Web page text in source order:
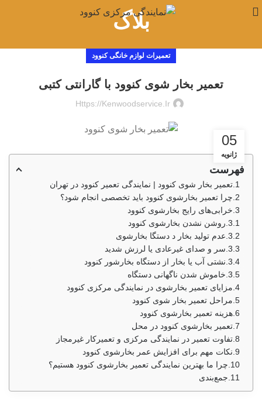
بلاگ
تعمیرات لوازم خانگی کنوود
تعمیر بخار شوی کنوود با گارانتی کتبی
Https://kenwoodservice.ir
05
ژانویه
فهرست
تعمیر بخار شوی کنوود | نمایندگی تعمیر کنوود در تهران
چرا تعمیر بخارشوی کنوود باید تخصصی انجام شود؟
خرابی‌های رایج بخارشوی کنوود
روشن نشدن بخارشوی کنوود
عدم تولید بخار د دستگا بخارشوی
سر و صدای غیرعادی یا لرزش شدید
نشتی آب یا بخار از دستگاه بخارشور کنوود
خاموش شدن ناگهانی دستگاه
مزایای تعمیر بخارشوی در نمایندگی مرکزی کنوود
مراحل تعمیر بخار شوی کنوود
هزینه تعمیر بخارشوی کنوود
تعمیر بخارشوی کنوود در محل
تفاوت تعمیر در نمایندگی مرکزی و تعمیرکار غیرمجاز
نکات مهم برای افزایش عمر بخارشوی کنوود
چرا ما بهترین نمایندگی تعمیر بخارشوی کنوود هستیم؟
جمع‌بندی